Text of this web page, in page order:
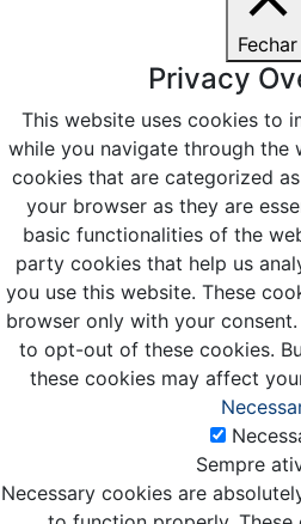
Fechar
Privacy
This website uses cookies to
while you navigate through the
cookies that are categorized
your browser as they are
basic functionalities of the
party cookies that help us
you use this website. These
browser only with your
to opt-out of these cookies.
these cookies may affect
Sempre
Necessary cookies are